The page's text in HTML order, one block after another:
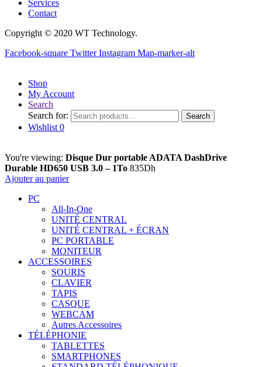
Services
Contact
Copyright © 2020 WT Technology.
Facebook-square Twitter Instagram Map-marker-alt
Shop
My Account
Search
Search for:
Search
Wishlist 0
You're viewing: Disque Dur portable ADATA DashDrive
Durable HD650 USB 3.0 – 1To 835Dh
Ajouter au panier
PC
All-In-One
UNITÉ CENTRAL
UNITÉ CENTRAL + ÉCRAN
PC PORTABLE
MONITEUR
ACCESSOIRES
SOURIS
CLAVIER
TAPIS
CASQUE
WEBCAM
Autres Accessoires
TÉLÉPHONIE
TABLETTES
SMARTPHONES